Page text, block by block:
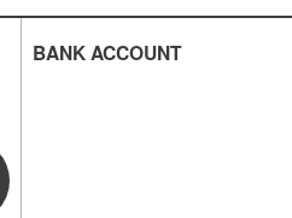
BANK ACCOUNT